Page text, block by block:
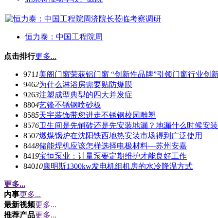
恒力泰：中国工程院周
点击排行更多...
971 1美阁门窗荣获铝门窗 “创新性品牌”引领门窗行业创
9462为什么淋浴房需要贴防爆膜
9263注塑成型典型的四大并发症
8804艺锋不锈钢喷砂板
8585天宇装饰带您进走不锈钢校园雕塑
8576卫生间是先铺砖还是先安装地漏？地漏什么时候安装
8507燃煤锅炉在沈阳铁西地热安装市场得到广泛使用
8448储能焊机应该怎样选择电极材料—苏州安嘉
8419宝恒泵业：计量泵要定期维护才能良好工作
84010康明斯1300kw发电机组机房的水冷降温方式
更多...
内事更多...
最新视频更多...
推荐产品更多...